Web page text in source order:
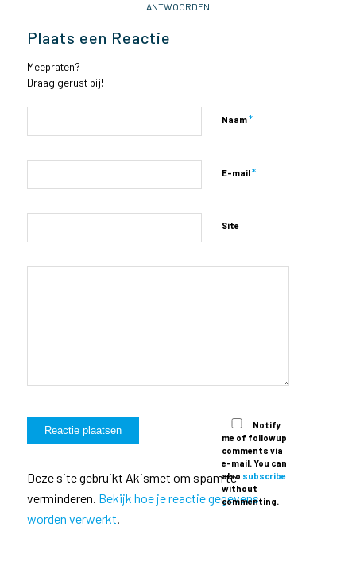
ANTWOORDEN
Plaats een Reactie
Meepraten?
Draag gerust bij!
Naam*
E-mail*
Site
Notify
me of followup
comments via
e-mail. You can
also subscribe
without
commenting.
Deze site gebruikt Akismet om spam te
verminderen. Bekijk hoe je reactie gegevens
worden verwerkt.